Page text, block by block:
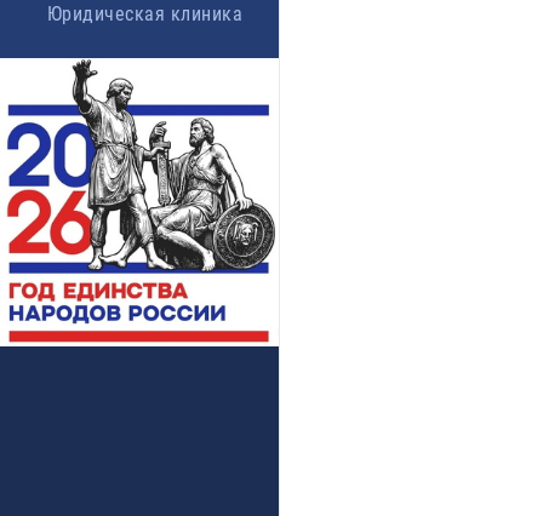
Юридическая клиника